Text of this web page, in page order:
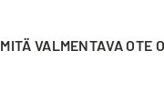
MITÄ VALMENTAVA OTE